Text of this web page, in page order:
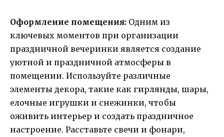
Оформление помещения: Одним из
ключевых моментов при организации
праздничной вечеринки является создание
уютной и праздничной атмосферы в
помещении. Используйте различные
элементы декора, такие как гирлянды, шары,
елочные игрушки и снежинки, чтобы
оживить интерьер и создать праздничное
настроение. Расставьте свечи и фонари,